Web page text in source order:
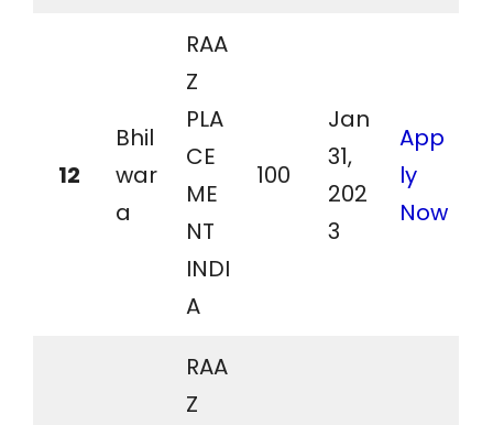
12
Bhil
war
a
RAA
Z
PLA
CE
ME
NT
INDI
A
100
Jan
31,
202
3
App
ly
Now
RAA
Z